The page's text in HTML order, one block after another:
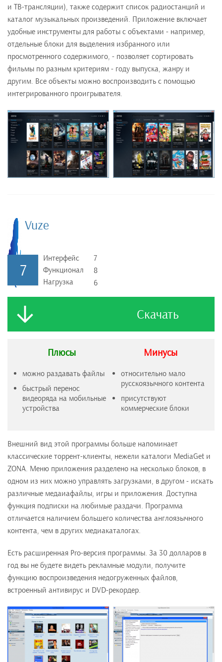
и ТВ-трансляции), также содержит список радиостанций и
каталог музыкальных произведений. Приложение включает
удобные инструменты для работы с объектами - например,
отдельные блоки для выделения избранного или
просмотренного содержимого, - позволяет сортировать
фильмы по разным критериям - году выпуска, жанру и
другим. Все объекты можно воспроизводить с помощью
интегрированного проигрывателя.
Vuze
7
Интерфейс
Функционал
Нагрузка
7
8
6
Скачать
Плюсы
можно раздавать файлы
быстрый перенос
видеоряда на мобильные
устройства
Минусы
относительно мало
русскоязычного контента
присутствуют
коммерческие блоки
Внешний вид этой программы больше напоминает
классические торрент-клиенты, нежели каталоги MediaGet и
ZONA. Меню приложения разделено на несколько блоков, в
одном из них можно управлять загрузками, в другом - искать
различные медаиафайлы, игры и приложения. Доступна
функция подписки на любимые раздачи. Программа
отличается наличием большего количества англоязычного
контента, чем в других медиакаталогах.
Есть расширенная Pro-версия программы. За 30 долларов в
год вы не будете видеть рекламные модули, получите
функцию воспроизведения недогруженных файлов,
встроенный антивирус и DVD-рекордер.